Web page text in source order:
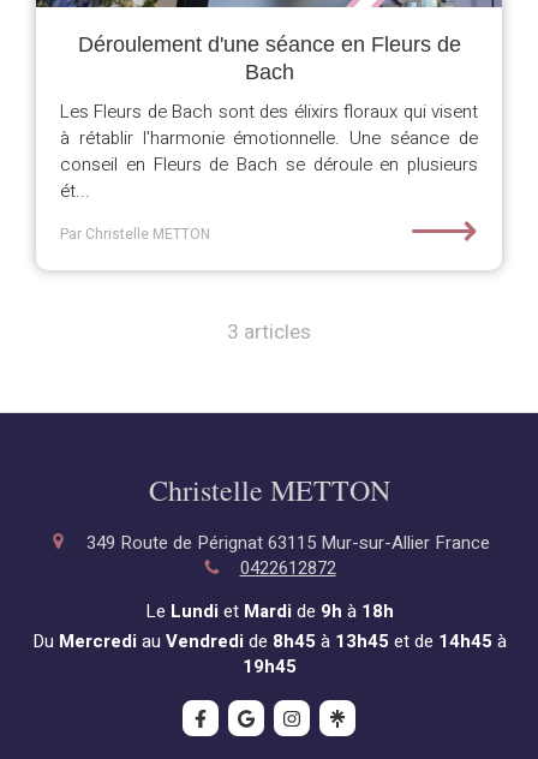
Déroulement d'une séance en Fleurs de
Bach
Les Fleurs de Bach sont des élixirs floraux qui visent
à rétablir l'harmonie émotionnelle. Une séance de
conseil en Fleurs de Bach se déroule en plusieurs
ét...
Par Christelle METTON ⟶
3 articles
Christelle METTON
349 Route de Pérignat 63115 Mur-sur-Allier France
0422612872
Le Lundiet Mardide 9h à 18h
Du Mercrediau Vendredide 8h45 à 13h45 et de 14h45 à
19h45